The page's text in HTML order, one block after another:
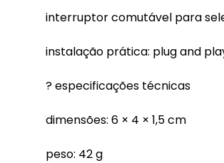
interruptor comutável para
instalação prática: plug and
? especificações técnicas
dimensões: 6 × 4 × 1,5 cm
peso: 42 g